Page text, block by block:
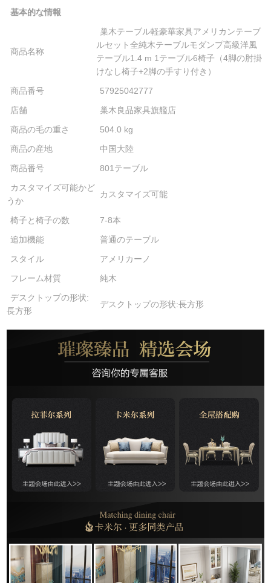
基本的な情報
商品名称
巢木テーブル軽豪華家具アメリカンテーブ
ルセット全純木テーブルモダンプ高級洋風
テーブル1.4 m 1テーブル6椅子（4脚の肘掛
けなし椅子+2脚の手すり付き）
商品番号
57925042777
店舗
巢木良品家具旗艦店
商品の毛の重さ
504.0 kg
商品の産地
中国大陸
商品番号
801テーブル
カスタマイズ可能かど
うか
カスタマイズ可能
椅子と椅子の数
7-8本
追加機能
普通のテーブル
スタイル
アメリカーノ
フレーム材質
純木
デスクトップの形状:
長方形
デスクトップの形状:長方形